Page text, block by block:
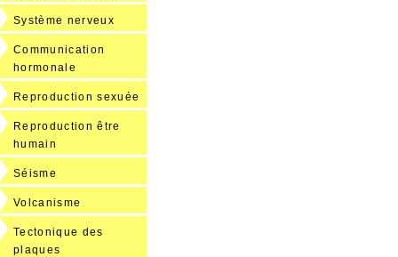
Système nerveux
Communication
hormonale
Reproduction sexuée
Reproduction être
humain
Séisme
Volcanisme
Tectonique des
plaques